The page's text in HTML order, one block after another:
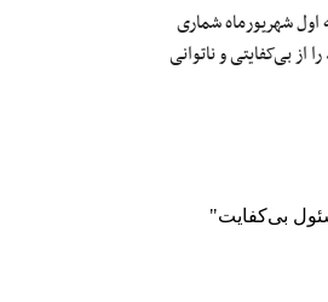
سه‌شنبه اول شهریورماه شماری
از بی‌کفایتی و ناتوانی
بی‌کفایت"